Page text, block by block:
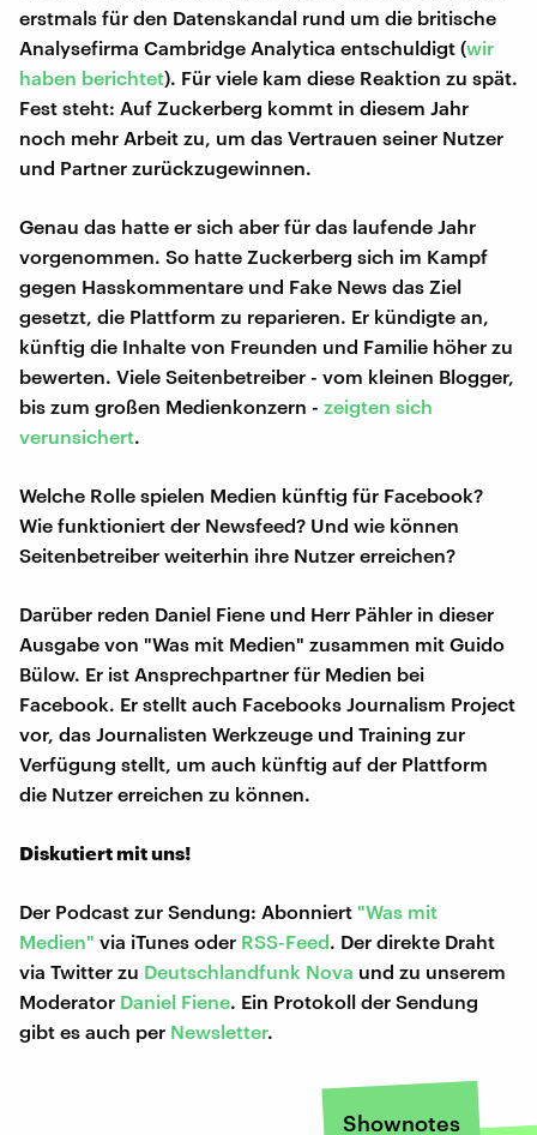
erstmals für den Datenskandal rund um die britische
Analysefirma Cambridge Analytica entschuldigt (wir
haben berichtet). Für viele kam diese Reaktion zu spät.
Fest steht: Auf Zuckerberg kommt in diesem Jahr
noch mehr Arbeit zu, um das Vertrauen seiner Nutzer
und Partner zurückzugewinnen.
Genau das hatte er sich aber für das laufende Jahr
vorgenommen. So hatte Zuckerberg sich im Kampf
gegen Hasskommentare und Fake News das Ziel
gesetzt, die Plattform zu reparieren. Er kündigte an,
künftig die Inhalte von Freunden und Familie höher zu
bewerten. Viele Seitenbetreiber - vom kleinen Blogger,
bis zum großen Medienkonzern - zeigten sich
verunsichert.
Welche Rolle spielen Medien künftig für Facebook?
Wie funktioniert der Newsfeed? Und wie können
Seitenbetreiber weiterhin ihre Nutzer erreichen?
Darüber reden Daniel Fiene und Herr Pähler in dieser
Ausgabe von "Was mit Medien" zusammen mit Guido
Bülow. Er ist Ansprechpartner für Medien bei
Facebook. Er stellt auch Facebooks Journalism Project
vor, das Journalisten Werkzeuge und Training zur
Verfügung stellt, um auch künftig auf der Plattform
die Nutzer erreichen zu können.
Diskutiert mit uns!
Der Podcast zur Sendung: Abonniert "Was mit
Medien" via iTunes oder RSS-Feed. Der direkte Draht
via Twitter zu Deutschlandfunk Nova und zu unserem
Moderator Daniel Fiene. Ein Protokoll der Sendung
gibt es auch per Newsletter.
Shownotes